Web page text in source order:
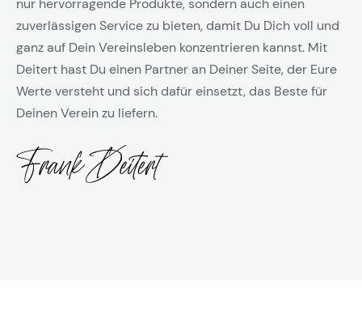
zuverlässigen Service zu bieten, damit Du Dich voll und
ganz auf Dein Vereinsleben konzentrieren kannst. Mit
Deitert hast Du einen Partner an Deiner Seite, der Eure
Werte versteht und sich dafür einsetzt, das Beste für
Deinen Verein zu liefern.